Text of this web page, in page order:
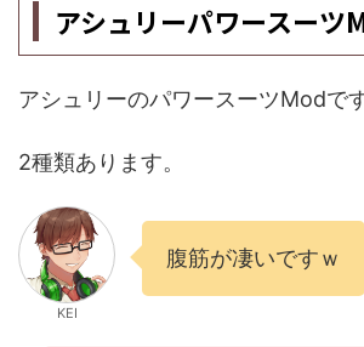
アシュリーパワースーツ
アシュリーのパワースーツModです
2種類あります。
KEI
腹筋が凄いですｗ